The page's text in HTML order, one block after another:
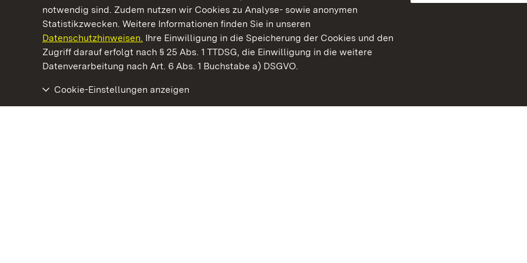
notwendig sind. Zudem nutzen wir Cookies zu Analyse- sowie anonymen
Statistikzwecken. Weitere Informationen finden Sie in unseren
Datenschutzhinweisen. Ihre Einwilligung in die Speicherung der Cookies und den
Zugriff darauf erfolgt nach § 25 Abs. 1 TTDSG, die Einwilligung in die weitere
Datenverarbeitung nach Art. 6 Abs. 1 Buchstabe a) DSGVO.
Cookie-Einstellungen anzeigen
Kommen. Staunen. Genießen.